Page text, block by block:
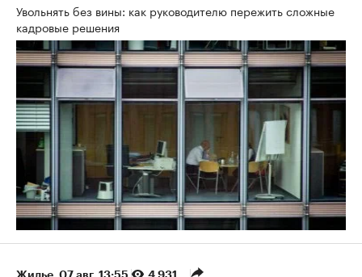
Увольнять без вины: как руководителю пережить сложные
кадровые решения
Жилье⁠, 07 авг, 13:55 4 931